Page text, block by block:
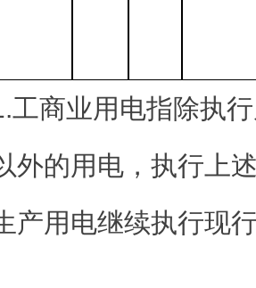
工商业用电指除执
外的用电，执行上
产用电继续执行现